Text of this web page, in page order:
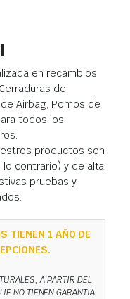
en recambios
de
de Airbag, Pomos de
todos los
productos son
contrario) y de alta
pruebas y
TIENEN 1 AÑO DE
A PARTIR DEL
NO TIENEN GARANTÍA